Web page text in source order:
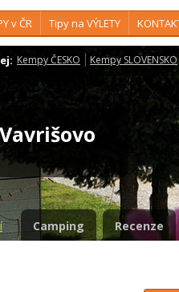
v ČR Tipy na VÝLETY
Kempy ČESKO Kempy SLOVENSKO
Camping Recenze